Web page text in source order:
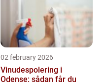
02 february 2026
Vinudespolering i
Odense: sådan får du